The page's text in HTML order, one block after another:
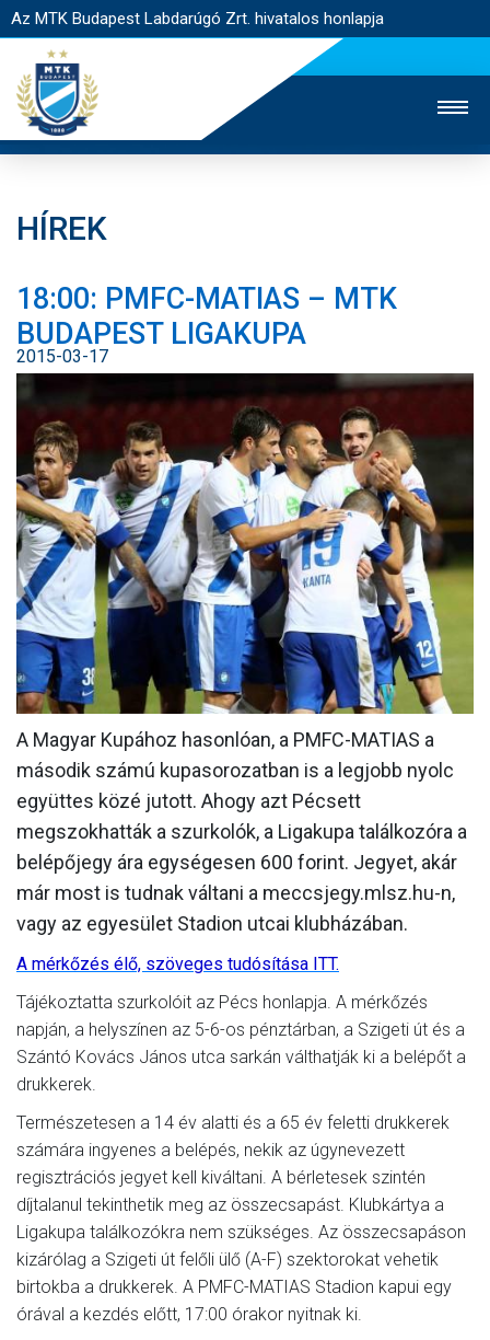
Az MTK Budapest Labdarúgó Zrt. hivatalos honlapja
JEGYÉRTÉKESÍTÉS
WEBSHOP
STADION
EGYESÜLET
KAPCSOLAT
NYITÓLAP
HÍREK
CSAPATOK
MÉRKŐZÉSEK
KLUB
GALÉRIA
SZURKOLÓI ÉLMÉNYEK
AKKREDITÁCIÓ
HÍREK
18:00: PMFC-MATIAS – MTK
BUDAPEST LIGAKUPA
2015-03-17
A Magyar Kupához hasonlóan, a PMFC-MATIAS a
második számú kupasorozatban is a legjobb nyolc
együttes közé jutott. Ahogy azt Pécsett
megszokhatták a szurkolók, a Ligakupa találkozóra a
belépőjegy ára egységesen 600 forint. Jegyet, akár
már most is tudnak váltani a meccsjegy.mlsz.hu-n,
vagy az egyesület Stadion utcai klubházában.
A mérkőzés élő, szöveges tudósítása ITT.
Tájékoztatta szurkolóit az Pécs honlapja. A mérkőzés
napján, a helyszínen az 5-6-os pénztárban, a Szigeti út és a
Szántó Kovács János utca sarkán válthatják ki a belépőt a
drukkerek.
Természetesen a 14 év alatti és a 65 év feletti drukkerek
számára ingyenes a belépés, nekik az úgynevezett
regisztrációs jegyet kell kiváltani. A bérletesek szintén
díjtalanul tekinthetik meg az összecsapást. Klubkártya a
Ligakupa találkozókra nem szükséges. Az összecsapáson
kizárólag a Szigeti út felőli ülő (A-F) szektorokat vehetik
birtokba a drukkerek. A PMFC-MATIAS Stadion kapui egy
órával a kezdés előtt, 17:00 órakor nyitnak ki.